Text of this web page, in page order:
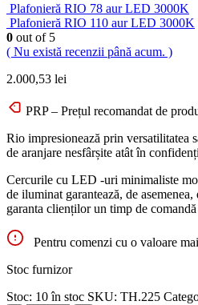
Plafonieră RIO 78 aur LED 3000K
Plafonieră RIO 110 aur LED 3000K
0 out of 5
( Nu există recenzii până acum. )
2.000,53 lei
PRP – Prețul recomandat de
Rio impresionează prin versatilitatea
de aranjare nesfârșite atât în
Cercurile cu LED -uri minimaliste
de iluminat garantează, de
garanta clienților un timp de
Pentru comenzi cu o valoare
Stoc furnizor
Stoc: 10 în stoc SKU: TH.225